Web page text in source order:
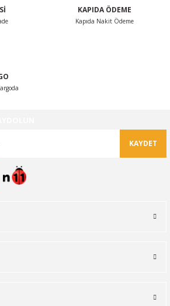
alternatifler olmalı.
KAPIDA ÖDEME
Kapıda Nakit Ödeme
KAYDET